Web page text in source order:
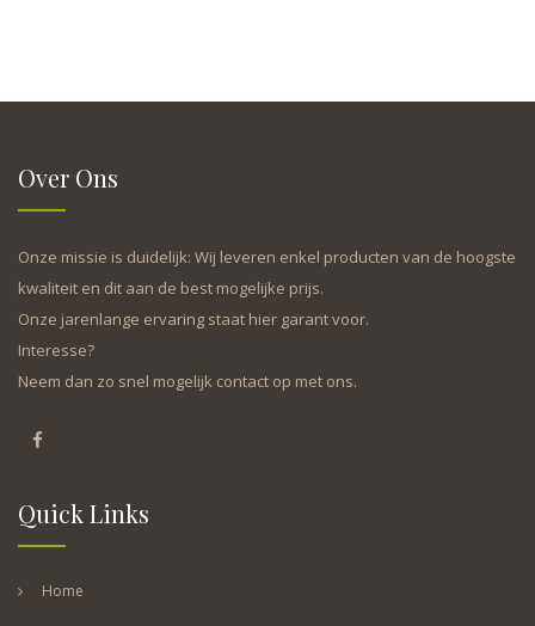
Over Ons
Onze missie is duidelijk: Wij leveren enkel producten van de hoogste
kwaliteit en dit aan de best mogelijke prijs.
Onze jarenlange ervaring staat hier garant voor.
Interesse?
Neem dan zo snel mogelijk contact op met ons.
Quick Links
Home